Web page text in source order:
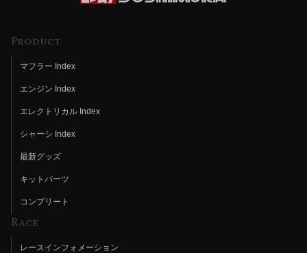
Product
マフラー Index
エンジン Index
エレクトリカル Index
シャーシ Index
最新グッズ
キットパーツ
コンプリート
Race
レースインフォメーション